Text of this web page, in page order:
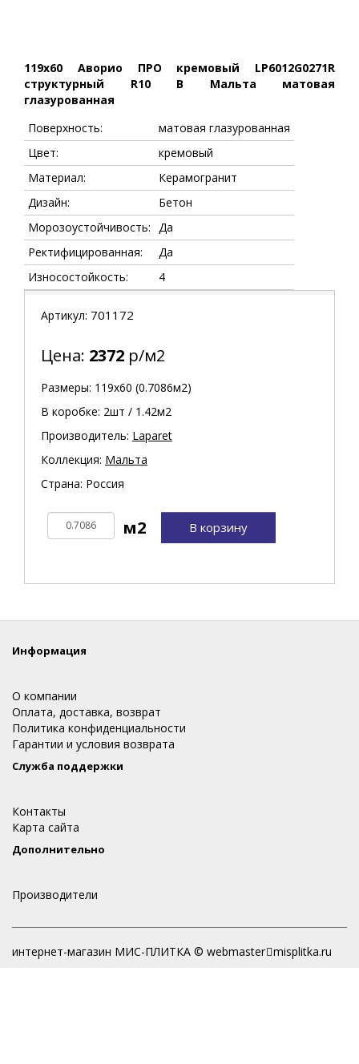
119x60 Аворио ПРО кремовый LP6012G0271R
структурный R10 B Мальта матовая
глазурованная
Поверхность:
матовая глазурованная
Цвет:
кремовый
Материал:
Керамогранит
Дизайн:
Бетон
Морозоустойчивость: Да
Ректифицированная:
Да
Износостойкость:
4
Артикул: 701172
Цена: 2372 р/м2
Размеры: 119х60 (0.7086м2)
В коробке: 2шт / 1.42м2
Производитель: Laparet
Коллекция: Мальта
Страна: Россия
В корзину
Информация
О компании
Оплата, доставка, возврат
Политика конфиденциальности
Гарантии и условия возврата
Служба поддержки
Контакты
Карта сайта
Дополнительно
Производители
интернет-магазин МИС-ПЛИТКА © webmaster misplitka.ru